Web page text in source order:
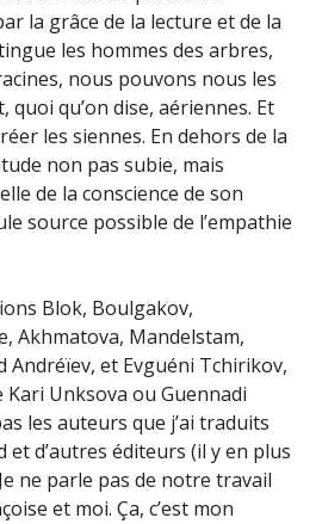
la grâce de la lecture et de la
les hommes des arbres,
nous pouvons nous les
quoi qu’on dise, aériennes. Et
les siennes. En dehors de la
non pas subie, mais
de la conscience de son
source possible de l’empathie
Blok, Boulgakov,
Akhmatova, Mandelstam,
Andréïev, et Evguéni Tchirikov,
Kari Unksova ou Guennadi
les auteurs que j’ai traduits
et d’autres éditeurs (il y en plus
ne parle pas de notre travail
et moi. Ça, c’est mon